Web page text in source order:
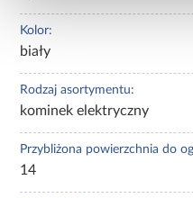
Kolor:
biały
Rodzaj asortymentu:
kominek elektryczny
Przybliżona powierzchnia do
14